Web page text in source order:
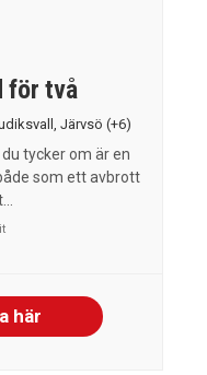
för två
, Järvsö (+6)
tycker om är en
som ett avbrott
här